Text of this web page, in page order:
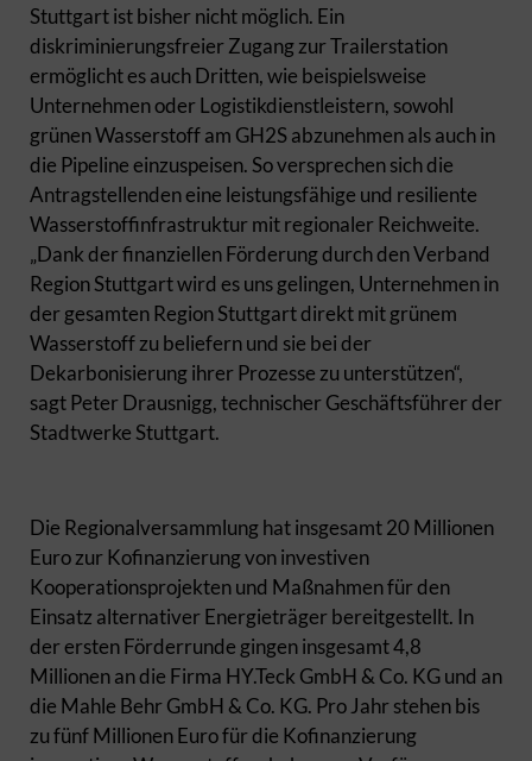
Stuttgart ist bisher nicht möglich. Ein
diskriminierungsfreier Zugang zur Trailerstation
ermöglicht es auch Dritten, wie beispielsweise
Unternehmen oder Logistikdienstleistern, sowohl
grünen Wasserstoff am GH2S abzunehmen als auch in
die Pipeline einzuspeisen. So versprechen sich die
Antragstellenden eine leistungsfähige und resiliente
Wasserstoffinfrastruktur mit regionaler Reichweite.
„Dank der finanziellen Förderung durch den Verband
Region Stuttgart wird es uns gelingen, Unternehmen in
der gesamten Region Stuttgart direkt mit grünem
Wasserstoff zu beliefern und sie bei der
Dekarbonisierung ihrer Prozesse zu unterstützen“,
sagt Peter Drausnigg, technischer Geschäftsführer der
Stadtwerke Stuttgart.
Die Regionalversammlung hat insgesamt 20 Millionen
Euro zur Kofinanzierung von investiven
Kooperationsprojekten und Maßnahmen für den
Einsatz alternativer Energieträger bereitgestellt. In
der ersten Förderrunde gingen insgesamt 4,8
Millionen an die Firma HY.Teck GmbH & Co. KG und an
die Mahle Behr GmbH & Co. KG. Pro Jahr stehen bis
zu fünf Millionen Euro für die Kofinanzierung